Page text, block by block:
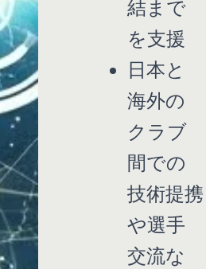
結まで
を支援
日本と
海外の
クラブ
間での
技術提携
や選手
交流な